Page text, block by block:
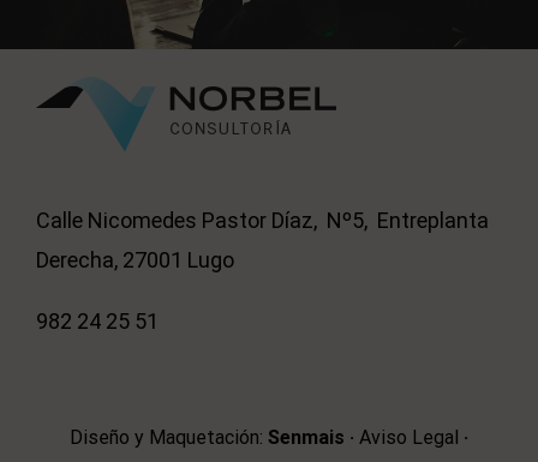
Calle Nicomedes Pastor Díaz, Nº5, Entreplanta
Derecha, 27001 Lugo
982 24 25 51
Diseño y Maquetación: Senmais · Aviso Legal ·